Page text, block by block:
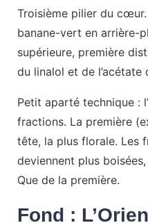
Troisième pilier du
banane-vert en arrière-
supérieure, première
du linalol et de l’acétate
Petit aparté technique :
fractions. La première
tête, la plus florale. Les
deviennent plus
Que de la première.
Fond :